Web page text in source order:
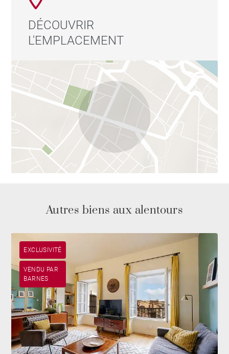
DÉCOUVRIR
L'EMPLACEMENT
Autres biens aux alentours
EXCLUSIVITÉ
VENDU PAR
BARNES